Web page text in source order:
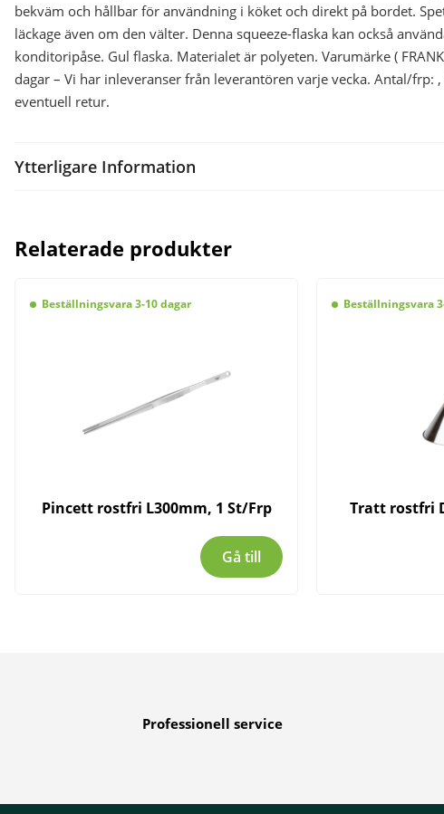
bekväm och hållbar för användning i köket och direkt på bordet.
läckage även om den välter. Denna squeeze-flaska kan också
konditoripåse. Gul flaska. Materialet är polyeten. Varumärke (
dagar – Vi har inleveranser från leverantören varje vecka. Antal/frp: ,
eventuell retur.
Ytterligare Information
Relaterade produkter
Beställningsvara 3-10 dagar
Pincett rostfri L300mm, 1 St/Frp
Gå till
Beställningsvara
Tratt rostfri
Professionell service